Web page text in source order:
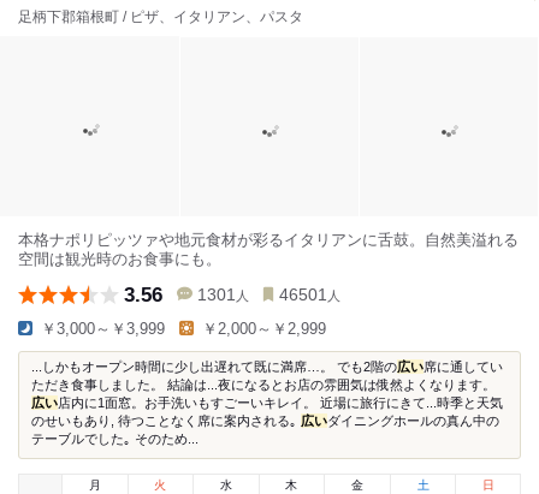
足柄下郡箱根町 / ピザ、イタリアン、パスタ
本格ナポリピッツァや地元食材が彩るイタリアンに舌鼓。自然美溢れる
空間は観光時のお食事にも。
3.56 1301 人 46501 人
￥3,000～￥3,999 ￥2,000～￥2,999
...しかもオープン時間に少し出遅れて既に満席…。 でも2階の広い席に通してい
ただき食事しました。 結論は...夜になるとお店の雰囲気は俄然よくなります。
広い店内に1面窓。お手洗いもすごーいキレイ。 近場に旅行にきて...時季と天気
のせいもあり, 待つことなく席に案内される｡ 広いダイニングホールの真ん中の
テーブルでした｡ そのため...
月
火 水 木 金 土 日